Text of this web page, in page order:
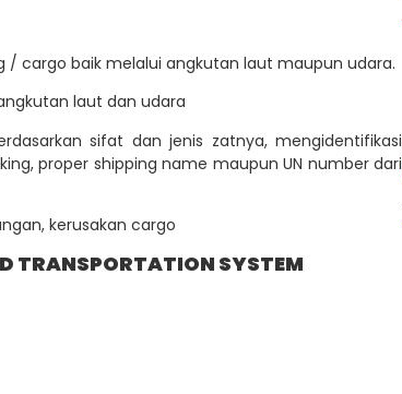
cargo baik melalui angkutan laut maupun udara.
laut dan udara
sifat dan jenis zatnya, mengidentifikasi
proper shipping name maupun UN number dari
kerusakan cargo
TRANSPORTATION SYSTEM